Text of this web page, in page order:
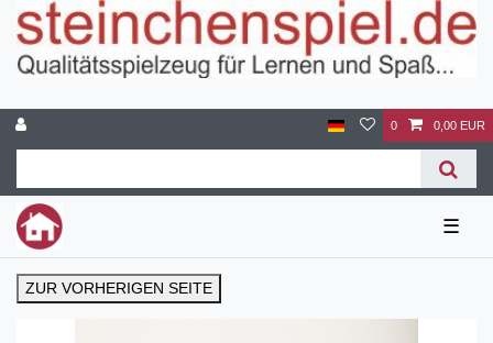
0 0,00 EUR
☰
ZUR VORHERIGEN SEITE